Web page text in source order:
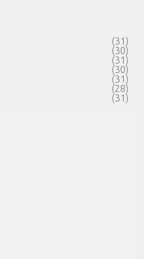
(31)
(30)
(31)
(30)
(31)
(28)
(31)